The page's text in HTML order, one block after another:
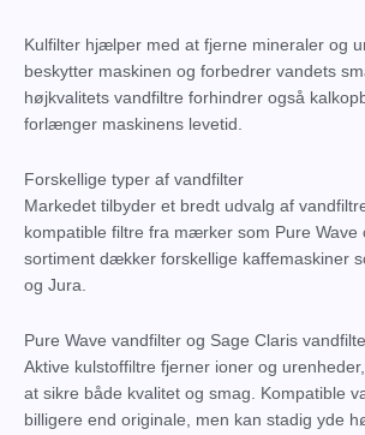
Kulfilter hjælper med at fjerne mineraler og
beskytter maskinen og forbedrer vandets
højkvalitets vandfiltre forhindrer også
forlænger maskinens levetid.
Forskellige typer af vandfilter
Markedet tilbyder et bredt udvalg af
kompatible filtre fra mærker som Pure Wave
sortiment dækker forskellige kaffemaskiner
og Jura.
Pure Wave vandfilter og Sage Claris
Aktive kulstoffiltre fjerner ioner og
at sikre både kvalitet og smag. Kompatible
billigere end originale, men kan stadig yde